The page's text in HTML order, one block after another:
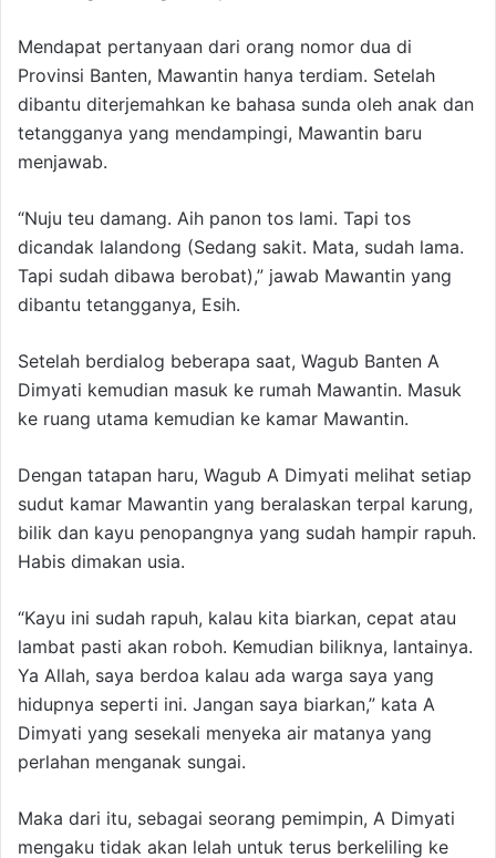
Mendapat pertanyaan dari orang nomor dua di
Provinsi Banten, Mawantin hanya terdiam. Setelah
dibantu diterjemahkan ke bahasa sunda oleh anak dan
tetangganya yang mendampingi, Mawantin baru
menjawab.
“Nuju teu damang. Aih panon tos lami. Tapi tos
dicandak lalandong (Sedang sakit. Mata, sudah lama.
Tapi sudah dibawa berobat),” jawab Mawantin yang
dibantu tetangganya, Esih.
Setelah berdialog beberapa saat, Wagub Banten A
Dimyati kemudian masuk ke rumah Mawantin. Masuk
ke ruang utama kemudian ke kamar Mawantin.
Dengan tatapan haru, Wagub A Dimyati melihat setiap
sudut kamar Mawantin yang beralaskan terpal karung,
bilik dan kayu penopangnya yang sudah hampir rapuh.
Habis dimakan usia.
“Kayu ini sudah rapuh, kalau kita biarkan, cepat atau
lambat pasti akan roboh. Kemudian biliknya, lantainya.
Ya Allah, saya berdoa kalau ada warga saya yang
hidupnya seperti ini. Jangan saya biarkan,” kata A
Dimyati yang sesekali menyeka air matanya yang
perlahan menganak sungai.
Maka dari itu, sebagai seorang pemimpin, A Dimyati
mengaku tidak akan lelah untuk terus berkeliling ke